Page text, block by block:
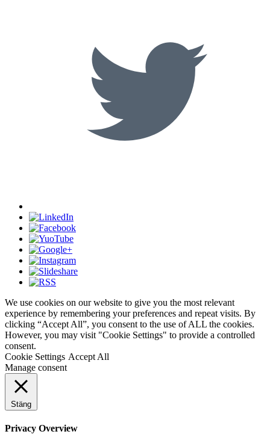
We use cookies on our website to give you the most relevant
experience by remembering your preferences and repeat visits. By
clicking “Accept All”, you consent to the use of ALL the cookies.
However, you may visit "Cookie Settings" to provide a controlled
consent.
Cookie Settings Accept All
Manage consent
Stäng
Privacy Overview